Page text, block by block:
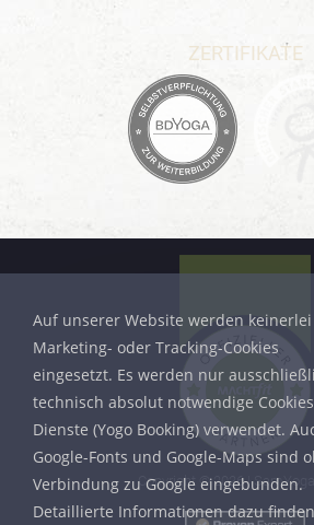
ZERTIFIKATE
Copyright © 2026 | SamYoga
Auf unserer Website werden keinerlei
Marketing- oder Tracking-Cookies
eingesetzt. Es werden nur
technisch absolut notwendige
Dienste (Yogo Booking) verwendet.
Google-Fonts und Google-Maps sind
Verbindung zu Google eingebunden.
Detaillierte Informationen dazu